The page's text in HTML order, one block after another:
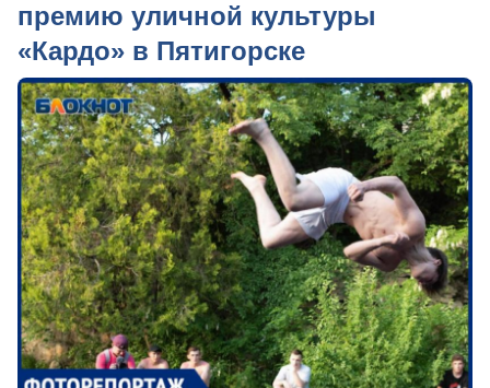
премию уличной культуры
«Кардо» в Пятигорске